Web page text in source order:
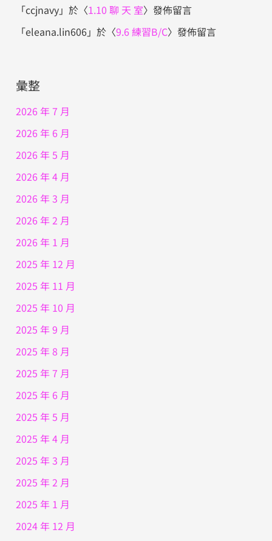
「ccjnavy」於〈1.10 聊 天 室〉發佈留言
「eleana.lin606」於〈9.6 練習B/C〉發佈留言
彙整
2026 年 7 月
2026 年 6 月
2026 年 5 月
2026 年 4 月
2026 年 3 月
2026 年 2 月
2026 年 1 月
2025 年 12 月
2025 年 11 月
2025 年 10 月
2025 年 9 月
2025 年 8 月
2025 年 7 月
2025 年 6 月
2025 年 5 月
2025 年 4 月
2025 年 3 月
2025 年 2 月
2025 年 1 月
2024 年 12 月